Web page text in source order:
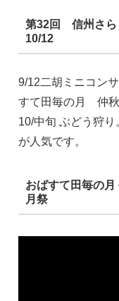
第32回 信州さら
10/12
9/12二胡ミニコン
すて田毎の月 仲秋
10/中旬 ぶどう狩
が人気です。
おばすて田毎の
月祭